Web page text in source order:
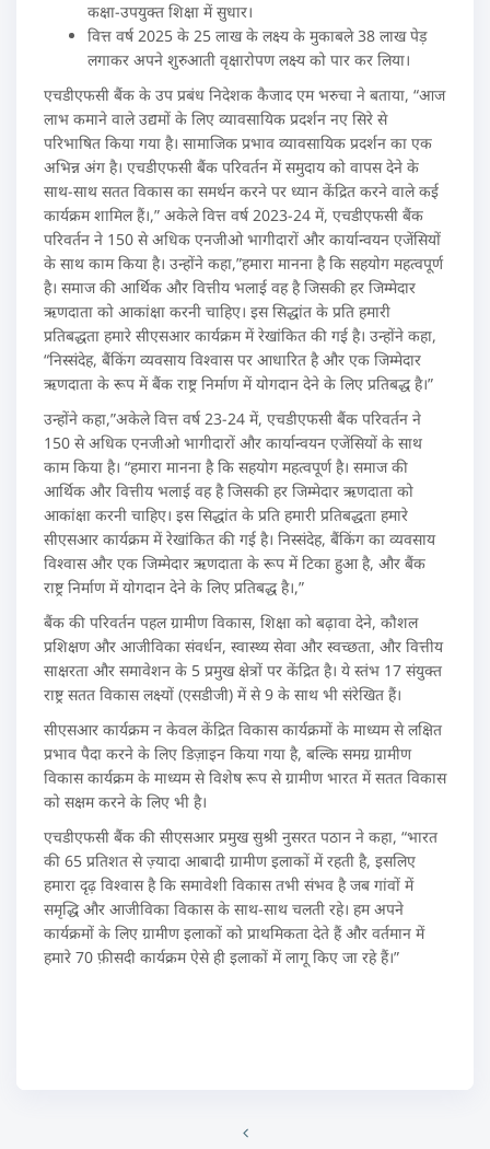
कक्षा-उपयुक्त शिक्षा में सुधार।
वित्त वर्ष 2025 के 25 लाख के लक्ष्य के मुकाबले 38 लाख पेड़
लगाकर अपने शुरुआती वृक्षारोपण लक्ष्य को पार कर लिया।
एचडीएफसी बैंक के उप प्रबंध निदेशक कैजाद एम भरुचा ने बताया, “आज
लाभ कमाने वाले उद्यमों के लिए व्यावसायिक प्रदर्शन नए सिरे से
परिभाषित किया गया है। सामाजिक प्रभाव व्यावसायिक प्रदर्शन का एक
अभिन्न अंग है। एचडीएफसी बैंक परिवर्तन में समुदाय को वापस देने के
साथ-साथ सतत विकास का समर्थन करने पर ध्यान केंद्रित करने वाले कई
कार्यक्रम शामिल हैं।,” अकेले वित्त वर्ष 2023-24 में, एचडीएफसी बैंक
परिवर्तन ने 150 से अधिक एनजीओ भागीदारों और कार्यान्वयन एजेंसियों
के साथ काम किया है। उन्होंने कहा,”हमारा मानना है कि सहयोग महत्वपूर्ण
है। समाज की आर्थिक और वित्तीय भलाई वह है जिसकी हर जिम्मेदार
ऋणदाता को आकांक्षा करनी चाहिए। इस सिद्धांत के प्रति हमारी
प्रतिबद्धता हमारे सीएसआर कार्यक्रम में रेखांकित की गई है। उन्होंने कहा,
“निस्संदेह, बैंकिंग व्यवसाय विश्वास पर आधारित है और एक जिम्मेदार
ऋणदाता के रूप में बैंक राष्ट्र निर्माण में योगदान देने के लिए प्रतिबद्ध है।”
उन्होंने कहा,”अकेले वित्त वर्ष 23-24 में, एचडीएफसी बैंक परिवर्तन ने
150 से अधिक एनजीओ भागीदारों और कार्यान्वयन एजेंसियों के साथ
काम किया है। “हमारा मानना है कि सहयोग महत्वपूर्ण है। समाज की
आर्थिक और वित्तीय भलाई वह है जिसकी हर जिम्मेदार ऋणदाता को
आकांक्षा करनी चाहिए। इस सिद्धांत के प्रति हमारी प्रतिबद्धता हमारे
सीएसआर कार्यक्रम में रेखांकित की गई है। निस्संदेह, बैंकिंग का व्यवसाय
विश्वास और एक जिम्मेदार ऋणदाता के रूप में टिका हुआ है, और बैंक
राष्ट्र निर्माण में योगदान देने के लिए प्रतिबद्ध है।,”
बैंक की परिवर्तन पहल ग्रामीण विकास, शिक्षा को बढ़ावा देने, कौशल
प्रशिक्षण और आजीविका संवर्धन, स्वास्थ्य सेवा और स्वच्छता, और वित्तीय
साक्षरता और समावेशन के 5 प्रमुख क्षेत्रों पर केंद्रित है। ये स्तंभ 17 संयुक्त
राष्ट्र सतत विकास लक्ष्यों (एसडीजी) में से 9 के साथ भी संरेखित हैं।
सीएसआर कार्यक्रम न केवल केंद्रित विकास कार्यक्रमों के माध्यम से लक्षित
प्रभाव पैदा करने के लिए डिज़ाइन किया गया है, बल्कि समग्र ग्रामीण
विकास कार्यक्रम के माध्यम से विशेष रूप से ग्रामीण भारत में सतत विकास
को सक्षम करने के लिए भी है।
एचडीएफसी बैंक की सीएसआर प्रमुख सुश्री नुसरत पठान ने कहा, “भारत
की 65 प्रतिशत से ज़्यादा आबादी ग्रामीण इलाकों में रहती है, इसलिए
हमारा दृढ़ विश्वास है कि समावेशी विकास तभी संभव है जब गांवों में
समृद्धि और आजीविका विकास के साथ-साथ चलती रहे। हम अपने
कार्यक्रमों के लिए ग्रामीण इलाकों को प्राथमिकता देते हैं और वर्तमान में
हमारे 70 फ़ीसदी कार्यक्रम ऐसे ही इलाकों में लागू किए जा रहे हैं।”